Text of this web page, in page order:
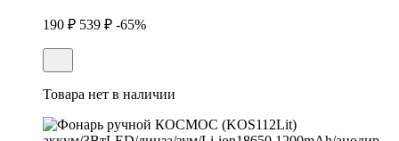
190 ₽ 539 ₽ -65%
Товара нет в наличии